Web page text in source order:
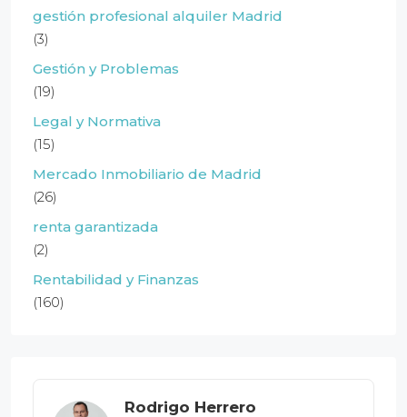
gestión profesional alquiler Madrid
(3)
Gestión y Problemas
(19)
Legal y Normativa
(15)
Mercado Inmobiliario de Madrid
(26)
renta garantizada
(2)
Rentabilidad y Finanzas
(160)
Rodrigo Herrero